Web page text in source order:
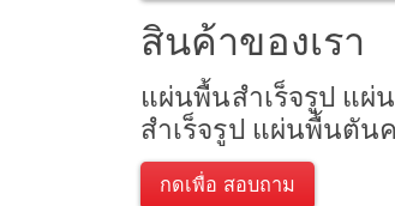
สินค้าของเรา
แผ่นพื้นสำเร็จรูป แ
สำเร็จรูป แผ่นพื้นตัน
กดเพื่อ สอบถาม